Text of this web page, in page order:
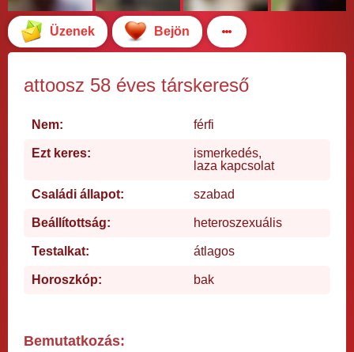
Üzenek Bejön
attoosz 58 éves társkereső
Nem: férfi
Ezt keres:
ismerkedés,
laza kapcsolat
Családi állapot: szabad
Beállítottság: heteroszexuális
Testalkat: átlagos
Horoszkóp: bak
Bemutatkozás: